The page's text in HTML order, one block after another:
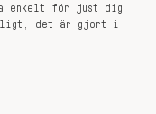
enkelt för just dig
det är gjort i